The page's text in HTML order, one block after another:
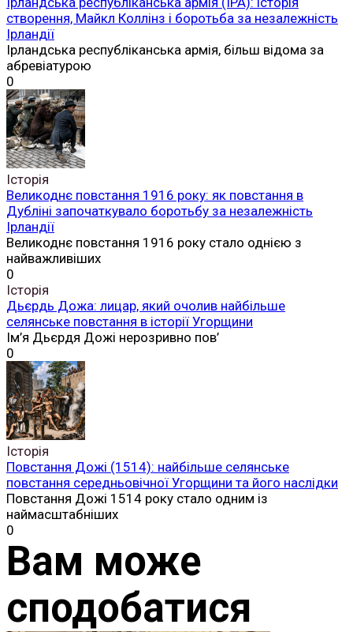
створення, Майкл Коллінз і боротьба за незалежність
Ірландії
Ірландська республіканська армія, більш відома за
абревіатурою
0
Історія
Великоднє повстання 1916 року: як повстання в
Дубліні започаткувало боротьбу за незалежність
Ірландії
Великоднє повстання 1916 року стало однією з
найважливіших
0
Історія
Дьєрдь Дожа: лицар, який очолив найбільше
селянське повстання в історії Угорщини
Ім’я Дьєрдя Дожі нерозривно пов’
0
Історія
Повстання Дожі (1514): найбільше селянське
повстання середньовічної Угорщини та його наслідки
Повстання Дожі 1514 року стало одним із
наймасштабніших
0
Вам може
сподобатися